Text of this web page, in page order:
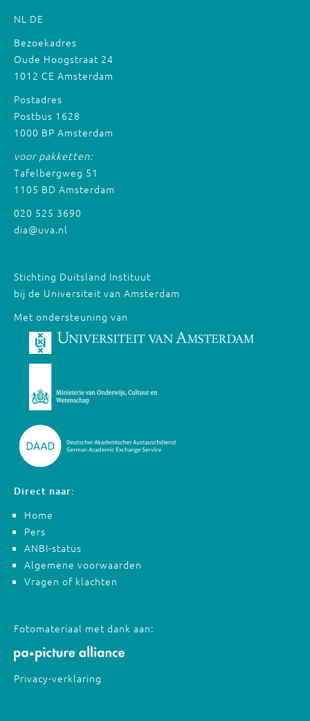
NL DE
Bezoekadres
Oude Hoogstraat 24
1012 CE Amsterdam
Postadres
Postbus 1628
1000 BP Amsterdam
voor pakketten:
Tafelbergweg 51
1105 BD Amsterdam
020 525 3690
dia@uva.nl
Stichting Duitsland Instituut
bij de Universiteit van Amsterdam
Met ondersteuning van
Direct naar:
Home
Pers
ANBI-status
Algemene voorwaarden
Vragen of klachten
Fotomateriaal met dank aan:
Privacy-verklaring